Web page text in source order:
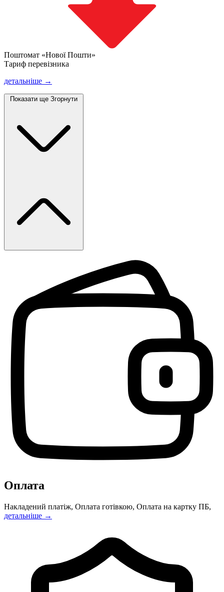
Поштомат «Нової Пошти»
Тариф перевізника
детальніше →
Показати ще Згорнути
Оплата
Накладений платіж, Оплата готівкою, Оплата на картку ПБ,
детальніше →